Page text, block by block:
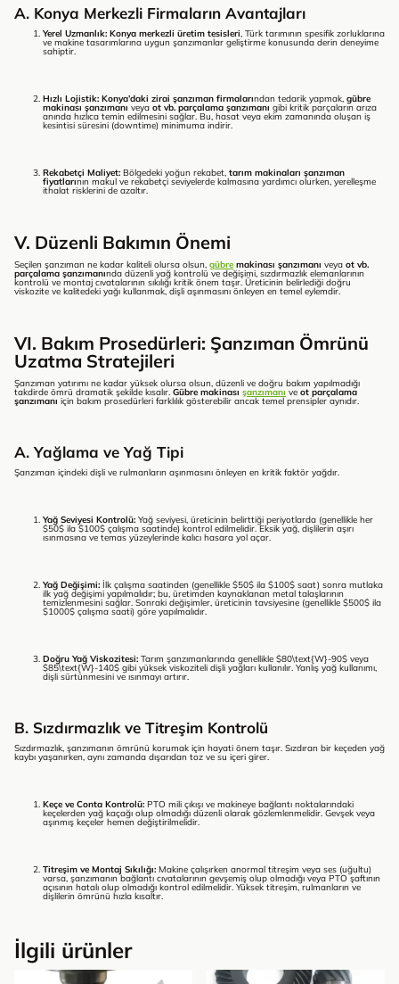
A. Konya Merkezli Firmaların Avantajları
Yerel Uzmanlık: Konya merkezli üretim tesisleri, Türk tarımının spesifik zorluklarına
ve makine tasarımlarına uygun şanzımanlar geliştirme konusunda derin deneyime
sahiptir.
Hızlı Lojistik: Konya’daki zirai şanzıman firmalarından tedarik yapmak, gübre
makinası şanzımanı veya ot vb. parçalama şanzımanı gibi kritik parçaların arıza
anında hızlıca temin edilmesini sağlar. Bu, hasat veya ekim zamanında oluşan iş
kesintisi süresini (downtime) minimuma indirir.
Rekabetçi Maliyet: Bölgedeki yoğun rekabet, tarım makinaları şanzıman
fiyatlarının makul ve rekabetçi seviyelerde kalmasına yardımcı olurken, yerelleşme
ithalat risklerini de azaltır.
V. Düzenli Bakımın Önemi
Seçilen şanzıman ne kadar kaliteli olursa olsun, gübre makinası şanzımanı veya ot vb.
parçalama şanzımanında düzenli yağ kontrolü ve değişimi, sızdırmazlık elemanlarının
kontrolü ve montaj cıvatalarının sıkılığı kritik önem taşır. Üreticinin belirlediği doğru
viskozite ve kalitedeki yağı kullanmak, dişli aşınmasını önleyen en temel eylemdir.
VI. Bakım Prosedürleri: Şanzıman Ömrünü
Uzatma Stratejileri
Şanzıman yatırımı ne kadar yüksek olursa olsun, düzenli ve doğru bakım yapılmadığı
takdirde ömrü dramatik şekilde kısalır. Gübre makinası şanzımanı ve ot parçalama
şanzımanı için bakım prosedürleri farklılık gösterebilir ancak temel prensipler aynıdır.
A. Yağlama ve Yağ Tipi
Şanzıman içindeki dişli ve rulmanların aşınmasını önleyen en kritik faktör yağdır.
Yağ Seviyesi Kontrolü: Yağ seviyesi, üreticinin belirttiği periyotlarda (genellikle her
$50$ ila$100$ çalışma saatinde) kontrol edilmelidir. Eksik yağ, dişlilerin aşırı
ısınmasına ve temas yüzeylerinde kalıcı hasara yol açar.
Yağ Değişimi: İlk çalışma saatinden (genellikle $50$ ila $100$ saat) sonra mutlaka
ilk yağ değişimi yapılmalıdır; bu, üretimden kaynaklanan metal talaşlarının
temizlenmesini sağlar. Sonraki değişimler, üreticinin tavsiyesine (genellikle $500$ ila
$1000$ çalışma saati) göre yapılmalıdır.
Doğru Yağ Viskozitesi: Tarım şanzımanlarında genellikle $80\text{W}-90$ veya
$85\text{W}-140$ gibi yüksek viskoziteli dişli yağları kullanılır. Yanlış yağ kullanımı,
dişli sürtünmesini ve ısınmayı artırır.
B. Sızdırmazlık ve Titreşim Kontrolü
Sızdırmazlık, şanzımanın ömrünü korumak için hayati önem taşır. Sızdıran bir keçeden yağ
kaybı yaşanırken, aynı zamanda dışarıdan toz ve su içeri girer.
Keçe ve Conta Kontrolü: PTO mili çıkışı ve makineye bağlantı noktalarındaki
keçelerden yağ kaçağı olup olmadığı düzenli olarak gözlemlenmelidir. Gevşek veya
aşınmış keçeler hemen değiştirilmelidir.
Titreşim ve Montaj Sıkılığı: Makine çalışırken anormal titreşim veya ses (uğultu)
varsa, şanzımanın bağlantı cıvatalarının gevşemiş olup olmadığı veya PTO şaftının
açısının hatalı olup olmadığı kontrol edilmelidir. Yüksek titreşim, rulmanların ve
dişlilerin ömrünü hızla kısaltır.
İlgili ürünler